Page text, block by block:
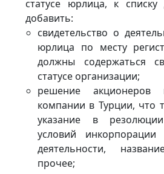
статусе юрлица, к списку
добавить:
свидетельство о
юрлица по месту
должны содержаться
статусе организации;
решение
компании в Турции, что
указание в
условий
деятельности,
прочее;